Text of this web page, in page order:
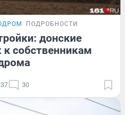
ПОДРОБНОСТИ
донские
к собственникам
30